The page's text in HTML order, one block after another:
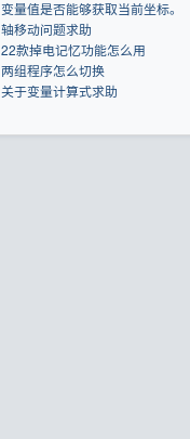
变量值是否能够获取当前坐标。
轴移动问题求助
22款掉电记忆功能怎么用
两组程序怎么切换
关于变量计算式求助